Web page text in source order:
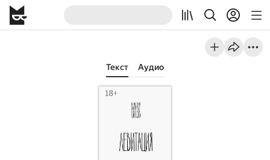
Текст Аудио